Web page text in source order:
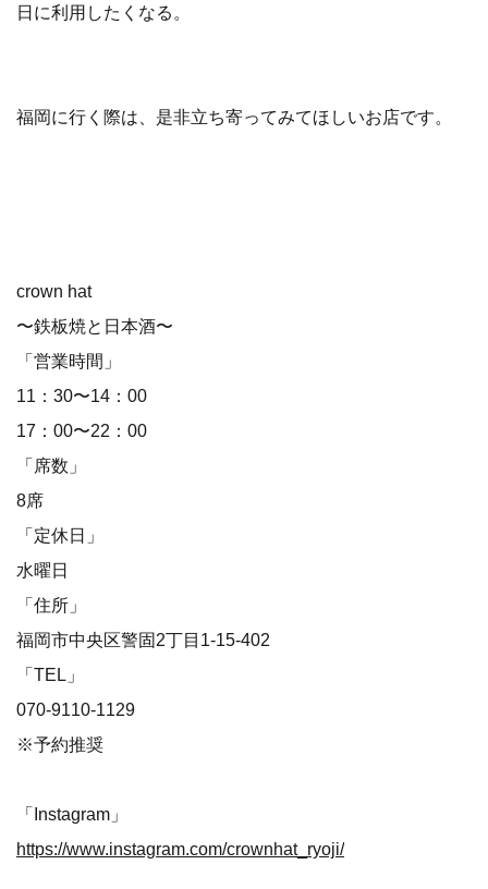
日に利用したくなる。
福岡に行く際は、是非立ち寄ってみてほしいお店です。
crown hat
〜鉄板焼と日本酒〜
「営業時間」
11：30〜14：00
17：00〜22：00
「席数」
8席
「定休日」
水曜日
「住所」
福岡市中央区警固2丁目1-15-402
「TEL」
070-9110-1129
※予約推奨
「Instagram」
https://www.instagram.com/crownhat_ryoji/